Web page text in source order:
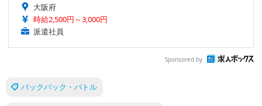
大阪府
時給2,500円～3,000円
派遣社員
Sponsored by
バックパック・バトル